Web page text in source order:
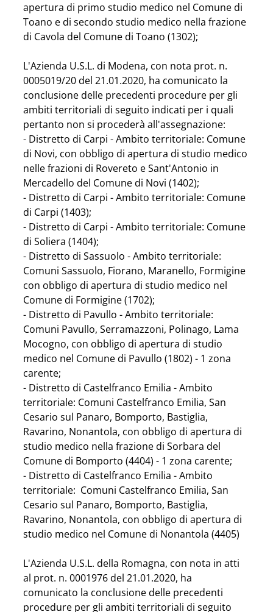
apertura di primo studio medico nel Comune di
Toano e di secondo studio medico nella frazione
di Cavola del Comune di Toano (1302);
L'Azienda U.S.L. di Modena, con nota prot. n.
0005019/20 del 21.01.2020, ha comunicato la
conclusione delle precedenti procedure per gli
ambiti territoriali di seguito indicati per i quali
pertanto non si procederà all'assegnazione:
- Distretto di Carpi - Ambito territoriale: Comune
di Novi, con obbligo di apertura di studio medico
nelle frazioni di Rovereto e Sant'Antonio in
Mercadello del Comune di Novi (1402);
- Distretto di Carpi - Ambito territoriale: Comune
di Carpi (1403);
- Distretto di Carpi - Ambito territoriale: Comune
di Soliera (1404);
- Distretto di Sassuolo - Ambito territoriale:
Comuni Sassuolo, Fiorano, Maranello, Formigine
con obbligo di apertura di studio medico nel
Comune di Formigine (1702);
- Distretto di Pavullo - Ambito territoriale:
Comuni Pavullo, Serramazzoni, Polinago, Lama
Mocogno, con obbligo di apertura di studio
medico nel Comune di Pavullo (1802) - 1 zona
carente;
- Distretto di Castelfranco Emilia - Ambito
territoriale: Comuni Castelfranco Emilia, San
Cesario sul Panaro, Bomporto, Bastiglia,
Ravarino, Nonantola, con obbligo di apertura di
studio medico nella frazione di Sorbara del
Comune di Bomporto (4404) - 1 zona carente;
- Distretto di Castelfranco Emilia - Ambito
territoriale:  Comuni Castelfranco Emilia, San
Cesario sul Panaro, Bomporto, Bastiglia,
Ravarino, Nonantola, con obbligo di apertura di
studio medico nel Comune di Nonantola (4405)
L'Azienda U.S.L. della Romagna, con nota in atti
al prot. n. 0001976 del 21.01.2020, ha
comunicato la conclusione delle precedenti
procedure per gli ambiti territoriali di seguito